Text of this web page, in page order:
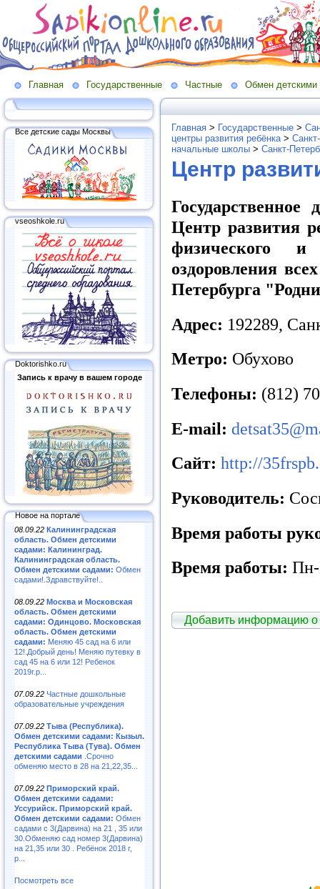
Главная Государственные Частные Обмен детскими
Все детские сады Москвы
vseoshkole.ru
Doktorishko.ru
Запись к врачу в вашем городе
Новое на портале
08.09.22 Калининградская
область. Обмен детскими
садами: Калининград.
Калининградская область.
Обмен детскими садами: Обмен
садами!.Здравствуйте!..
08.09.22 Москва и Московская
область. Обмен детскими
садами: Одинцово. Московская
область. Обмен детскими
садами: Меняю 45 сад на 6 или
12!.Добрый день! Меняю путевку в
сад 45 на 6 или 12! Ребенок
2019г.р...
07.09.22 Частные дошкольные
образовательные учреждения
07.09.22 Тыва (Республика).
Обмен детскими садами: Кызыл.
Республика Тыва (Тува). Обмен
детскими садами .Срочно
обменяю место в 28 на 21,22,35...
07.09.22 Приморский край.
Обмен детскими садами:
Уссурийск. Приморский край.
Обмен детскими садами: Обмен
садами с 3(Дарвина) на 21 , 35 или
30.Обменяю сад номер 3(Дарвина)
на 21,35 или 30 . Ребёнок 2018 г,
р...
Посмотреть все
Главная > Государственные >
центры развития ребёнка>
начальные школы > Санкт-
Центр
Государственное
Центр развития
физического
оздоровления
Петербурга
Адрес: 192289,
Метро: Обухово
Телефоны: (812)
E-mail:
Сайт: http://
Руководитель:
Время работы
Время работы: Пн-
Добавить информацию